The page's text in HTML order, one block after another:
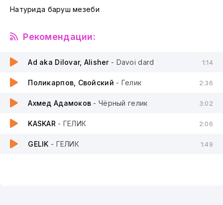
Натурида баруш мезеби
Рекомендации:
Ad aka Dilovar, Alisher - Davoi dard 1:14
Поликарпов, Свойский - Гелик 2:36
Ахмед Адамоков - Чёрный гелик 3:02
KASKAR - ГЕЛИК 2:06
GELIK - ГЕЛИК 1:49